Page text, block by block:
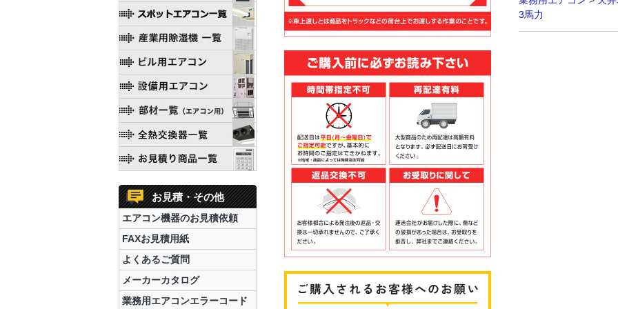
3馬力
お見積・その他
エアコン機器のお見積依頼
FAXお見積用紙
よくあるご質問
メーカーカタログ
業務用エアコンエラーコード